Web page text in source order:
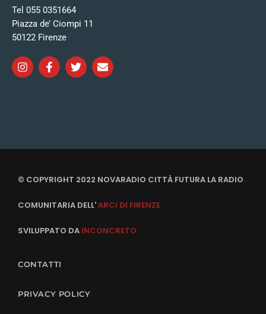
Tel 055 0351664
Piazza de’ Ciompi 11
50122 Firenze
© COPYRIGHT 2022 NOVARADIO CITTÀ FUTURA LA RADIO
COMUNITARIA DELL'ARCI DI FIRENZE
SVILUPPATO DA INCONCRETO
CONTATTI
PRIVACY POLICY